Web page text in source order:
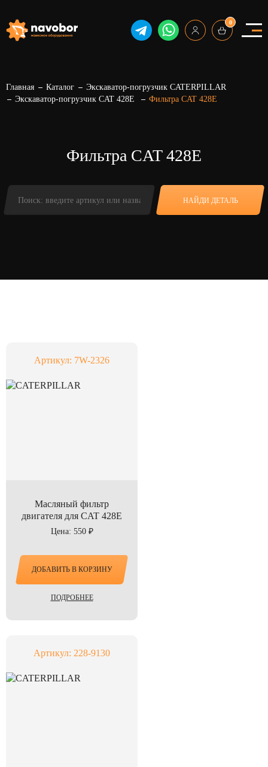
0
Главная Каталог
Экскаватор-погрузчик CATERPILLAR
Экскаватор-погрузчик CAT 428E
Фильтра CAT 428E
Фильтра CAT 428E
НАЙДИ ДЕТАЛЬ
Артикул: 7W-2326
Масляный фильтр
двигателя для CAT 428E
Цена: 550 ₽
ДОБАВИТЬ В КОРЗИНУ
ПОДРОБНЕЕ
Артикул: 228-9130